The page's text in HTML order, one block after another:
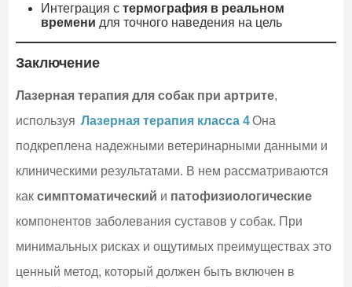
Интеграция с термография в реальном
времени для точного наведения на цель
Заключение
Лазерная терапия для собак при артрите,
используя Лазерная терапия класса 4Она
подкреплена надежными ветеринарными данными и
клиническими результатами. В нем рассматриваются
как симптоматический и патофизиологические
компонентов заболевания суставов у собак. При
минимальных рисках и ощутимых преимуществах это
ценный метод, который должен быть включен в